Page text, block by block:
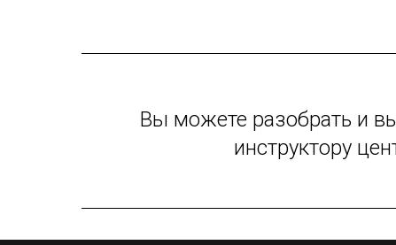
Вы можете разобрать и
инструктору